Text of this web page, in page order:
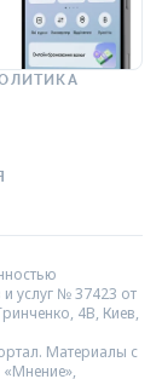
услуг № 37423 от
4В, Киев,
Материалы с